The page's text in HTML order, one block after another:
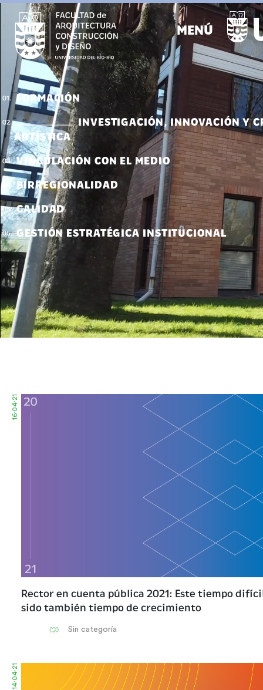
MENÚ
01. FORMACIÓN
02.
INVESTIGACIÓN, INNOVACIÓN Y CREACIÓN
ARTÍSTICA
03. VINCULACIÓN CON EL MEDIO
04. BIRREGIONALIDAD
05. CALIDAD
06. GESTIÓN ESTRATÉGICA INSTITUCIONAL
Rector en cuenta pública 2021: Este tiempo
sido también tiempo de crecimiento
Sin categoría
16·04·21
14·04·21